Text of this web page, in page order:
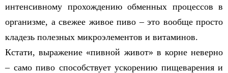
интенсивному прохождению обменных процессов в
организме, а свежее живое пиво – это вообще просто
кладезь полезных микроэлементов и витаминов.
Кстати, выражение «пивной живот» в корне неверно
– само пиво способствует ускорению пищеварения и